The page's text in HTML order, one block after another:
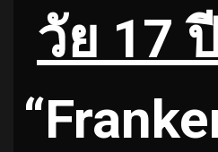
วัย 17 ปี